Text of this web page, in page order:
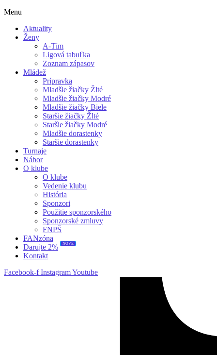
Menu
Aktuality
Ženy
A-Tím
Ligová tabuľka
Zoznam zápasov
Mládež
Prípravka
Mladšie žiačky Žlté
Mladšie žiačky Modré
Mladšie žiačky Biele
Staršie žiačky Žlté
Staršie žiačky Modré
Mladšie dorastenky
Staršie dorastenky
Turnaje
Nábor
O klube
O klube
Vedenie klubu
História
Sponzori
Použitie sponzorského
Sponzorské zmluvy
FNPŠ
FANzóna
Darujte 2%
NOVÉ
Kontakt
Facebook-f InstagramYoutube